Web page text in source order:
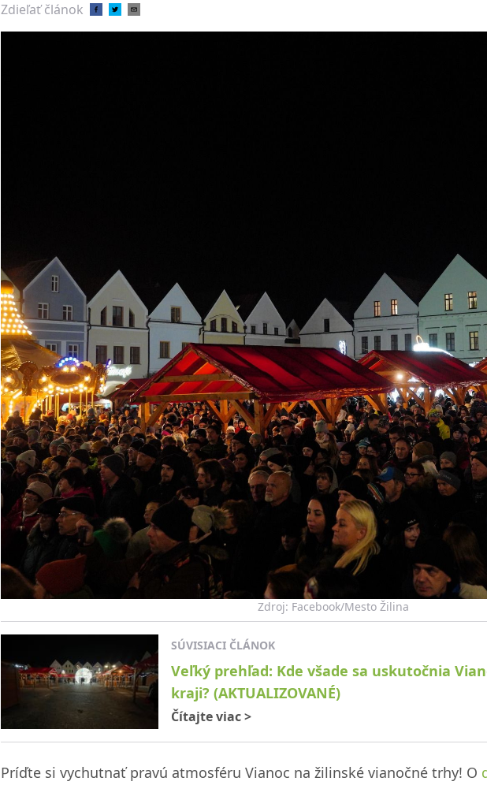
Zdieľať článok
Zdroj: Facebook/Mesto Žilina
SÚVISIACI ČLÁNOK
Veľký prehľad: Kde všade sa uskutočnia
kraji? (AKTUALIZOVANÉ)
Čítajte viac>
Príďte si vychutnať pravú atmosféru Vianoc na žilinské vianočné trhy! O